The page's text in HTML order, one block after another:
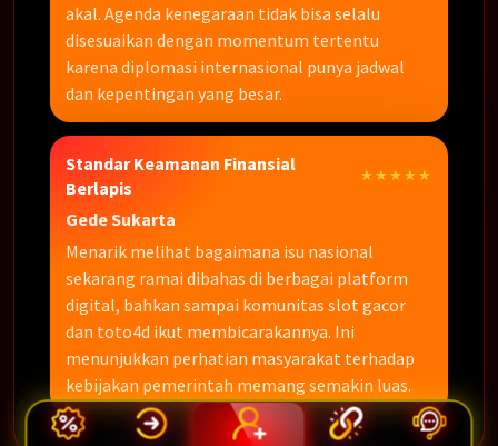
akal. Agenda kenegaraan tidak bisa selalu
disesuaikan dengan momentum tertentu
karena diplomasi internasional punya jadwal
dan kepentingan yang besar.
Standar Keamanan Finansial
Berlapis
★★★★★
Gede Sukarta
Menarik melihat bagaimana isu nasional
sekarang ramai dibahas di berbagai platform
digital, bahkan sampai komunitas slot gacor
dan toto4d ikut membicarakannya. Ini
menunjukkan perhatian masyarakat terhadap
kebijakan pemerintah memang semakin luas.